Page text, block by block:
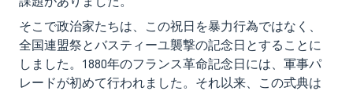
そこで政治家たちは、この祝日を暴力行為ではなく、
全国連盟祭とバスティーユ襲撃の記念日とすることに
しました。1880年のフランス革命記念日には、軍事パ
レードが初めて行われました。それ以来、この式典は